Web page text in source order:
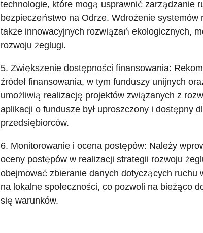
technologie, które mogą usprawnić zarządzanie
bezpieczeństwo na Odrze. Wdrożenie
także innowacyjnych rozwiązań ekologicznych,
rozwoju żeglugi.
5. Zwiększenie dostępności finansowania:
źródeł finansowania, w tym funduszy unijnych
umożliwią realizację projektów związanych z
aplikacji o fundusze był uproszczony i dostępny
przedsiębiorców.
6. Monitorowanie i ocena postępów: Należy
oceny postępów w realizacji strategii rozwoju
obejmować zbieranie danych dotyczących ruchu
na lokalne społeczności, co pozwoli na bieżąco
się warunków.